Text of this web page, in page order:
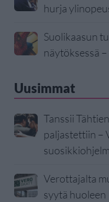
hurja
Suolikaasun
näytöksessä
Uusimmat
Tanssii
paljastettiin –
Verottajalta
syytä huoleen